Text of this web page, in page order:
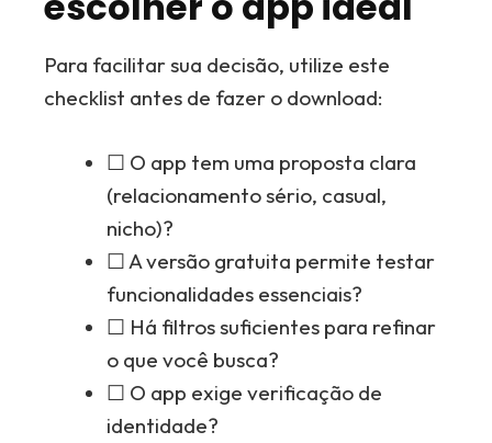
Para facilitar sua decisão, utilize este
checklist antes de fazer o download:
☐ O app tem uma proposta clara
(relacionamento sério, casual,
nicho)?
☐ A versão gratuita permite testar
funcionalidades essenciais?
☐ Há filtros suficientes para refinar
o que você busca?
☐ O app exige verificação de
identidade?